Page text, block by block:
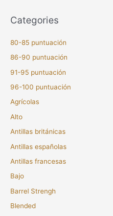
Categories
80-85 puntuación
86-90 puntuación
91-95 puntuación
96-100 puntuación
Agrícolas
Alto
Antillas británicas
Antillas españolas
Antillas francesas
Bajo
Barrel Strengh
Blended